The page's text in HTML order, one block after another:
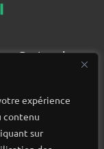
expérience
contenu
sur
Partenaires